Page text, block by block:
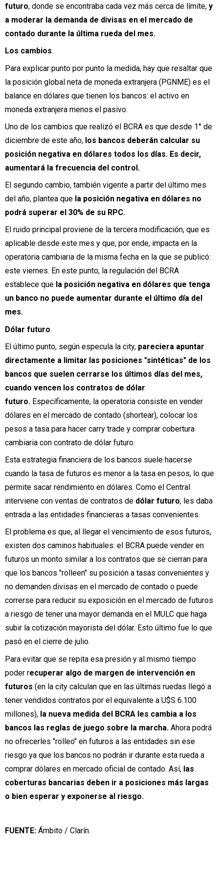
futuro, donde se encontraba cada vez más cerca de límite, y
a moderar la demanda de divisas en el mercado de
contado durante la última rueda del mes.
Los cambios
Para explicar punto por punto la medida, hay que resaltar que
la posición global neta de moneda extranjera (PGNME) es el
balance en dólares que tienen los bancos: el activo en
moneda extranjera menos el pasivo.
Uno de los cambios que realizó el BCRA es que desde 1° de
diciembre de este año, los bancos deberán calcular su
posición negativa en dólares todos los días. Es decir,
aumentará la frecuencia del control.
El segundo cambio, también vigente a partir del último mes
del año, plantea que la posición negativa en dólares no
podrá superar el 30% de su RPC.
El ruido principal proviene de la tercera modificación, que es
aplicable desde este mes y que, por ende, impacta en la
operatoria cambiaria de la misma fecha en la que se publicó:
este viernes. En este punto, la regulación del BCRA
establece que la posición negativa en dólares que tenga
un banco no puede aumentar durante el último día del
mes.
Dólar futuro
El último punto, según especula la city, pareciera apuntar
directamente a limitar las posiciones "sintéticas" de los
bancos que suelen cerrarse los últimos días del mes,
cuando vencen los contratos de dólar
futuro. Específicamente, la operatoria consiste en vender
dólares en el mercado de contado (shortear), colocar los
pesos a tasa para hacer carry trade y comprar cobertura
cambiaria con contrato de dólar futuro.
Esta estrategia financiera de los bancos suele hacerse
cuando la tasa de futuros es menor a la tasa en pesos, lo que
permite sacar rendimiento en dólares. Como el Central
interviene con ventas de contratos de dólar futuro, les daba
entrada a las entidades financieras a tasas convenientes.
El problema es que, al llegar el vencimiento de esos futuros,
existen dos caminos habituales: el BCRA puede vender en
futuros un monto similar a los contratos que se cierran para
que los bancos "rolleen" su posición a tasas convenientes y
no demanden divisas en el mercado de contado o puede
correrse para reducir su exposición en el mercado de futuros
a riesgo de tener una mayor demanda en el MULC que haga
subir la cotización mayorista del dólar. Esto último fue lo que
pasó en el cierre de julio.
Para evitar que se repita esa presión y al mismo tiempo
poder recuperar algo de margen de intervención en
futuros (en la city calculan que en las últimas ruedas llegó a
tener vendidos contratos por el equivalente a U$S 6.100
millones), la nueva medida del BCRA les cambia a los
bancos las reglas de juego sobre la marcha. Ahora podrá
no ofrecerles "rolleo" en futuros a las entidades sin ese
riesgo ya que los bancos no podrán ir durante esta rueda a
comprar dólares en mercado oficial de contado. Así, las
coberturas bancarias deben ir a posiciones más largas
o bien esperar y exponerse al riesgo.
FUENTE: Ámbito / Clarín.